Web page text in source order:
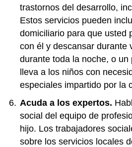
trastornos del desarrollo,
Estos servicios pueden
domiciliario para que usted
con él y descansar durante
durante toda la noche, o
lleva a los niños con
especiales impartido por la
Acuda a los expertos.
social del equipo de
hijo. Los trabajadores
sobre los servicios locales